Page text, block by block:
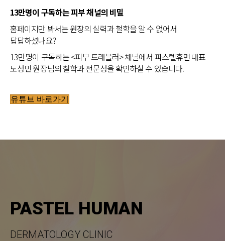
13만명이 구독하는 피부 채널의 비밀
홈페이지만 봐서는 원장의 실력과 철학을 알 수 없어서
답답하셨나요?
13만명이 구독하는 <피부 트래블러> 채널에서 파스텔휴먼 대표
노성민 원장님의 철학과 전문성을 확인하실 수 있습니다.
유튜브 바로가기
PASTEL HUMAN
DERMATOLOGY CLINIC